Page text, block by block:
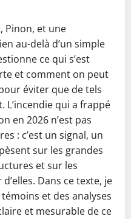
Pinon, et une
au-delà d’un simple
ce qui s’est
et comment on peut
éviter que de tels
qui a frappé
en 2026 n’est pas
: c’est un signal, un
sur les grandes
et sur les
Dans ce texte, je
et des analyses
et mesurable de ce